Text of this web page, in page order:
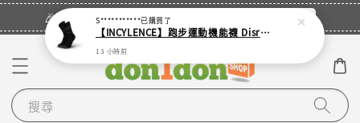
🎉登入會員・領取您的專屬折扣券！ 立即登入
搜尋
S***********已購買了
【INCYLENCE】跑步運動機能襪 Disrupts Black
13 小時前